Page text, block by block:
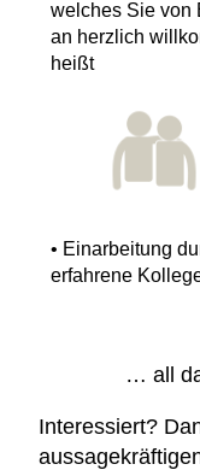
welches Sie von
an herzlich
heißt
• Einarbeitung
erfahrene
… all
Interessiert?